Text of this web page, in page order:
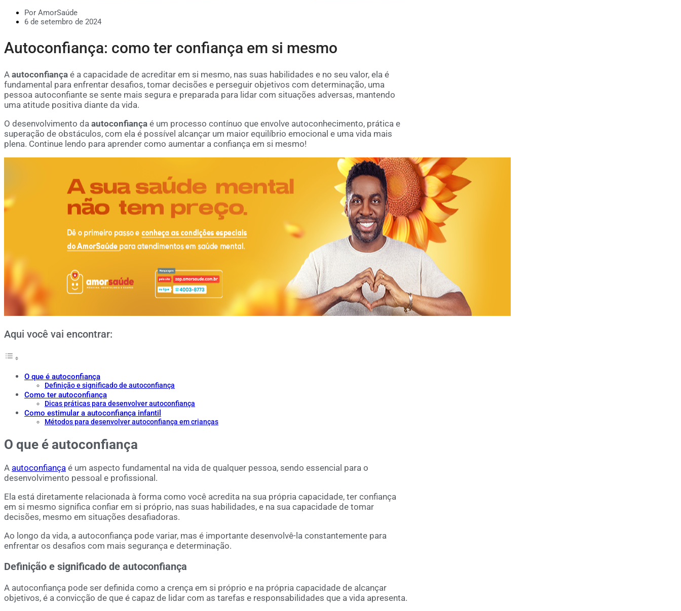
Por AmorSaúde
6 de setembro de 2024
Autoconfiança: como ter confiança em si mesmo
A autoconfiança é a capacidade de acreditar em si mesmo, nas suas habilidades e no seu valor, ela é
fundamental para enfrentar desafios, tomar decisões e perseguir objetivos com determinação, uma
pessoa autoconfiante se sente mais segura e preparada para lidar com situações adversas, mantendo
uma atitude positiva diante da vida.
O desenvolvimento da autoconfiança é um processo contínuo que envolve autoconhecimento, prática e
superação de obstáculos, com ela é possível alcançar um maior equilíbrio emocional e uma vida mais
plena. Continue lendo para aprender como aumentar a confiança em si mesmo!
Aqui você vai encontrar:
O que é autoconfiança
Definição e significado de autoconfiança
Como ter autoconfiança
Dicas práticas para desenvolver autoconfiança
Como estimular a autoconfiança infantil
Métodos para desenvolver autoconfiança em crianças
O que é autoconfiança
A autoconfiança é um aspecto fundamental na vida de qualquer pessoa, sendo essencial para o
desenvolvimento pessoal e profissional.
Ela está diretamente relacionada à forma como você acredita na sua própria capacidade, ter confiança
em si mesmo significa confiar em si próprio, nas suas habilidades, e na sua capacidade de tomar
decisões, mesmo em situações desafiadoras.
Ao longo da vida, a autoconfiança pode variar, mas é importante desenvolvê-la constantemente para
enfrentar os desafios com mais segurança e determinação.
Definição e significado de autoconfiança
A autoconfiança pode ser definida como a crença em si próprio e na própria capacidade de alcançar
objetivos, é a convicção de que é capaz de lidar com as tarefas e responsabilidades que a vida apresenta.